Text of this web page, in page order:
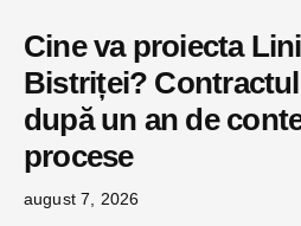
Cine va proiecta
Bistriței?
după un an de
procese
august 7, 2026